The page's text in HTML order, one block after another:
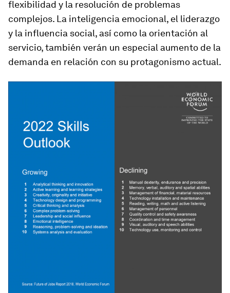
flexibilidad y la resolución de problemas
complejos. La inteligencia emocional, el liderazgo
y la influencia social, así como la orientación al
servicio, también verán un especial aumento de la
demanda en relación con su protagonismo actual.